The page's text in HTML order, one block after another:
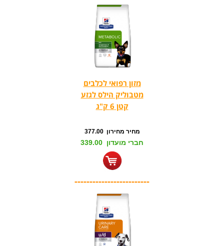
מזון רפואי לכלבים
מטבוליק הילס לגזע
קטן 6 ק"ג
מחיר מחירון 377.00
חברי מועדון 339.00
-------------------------